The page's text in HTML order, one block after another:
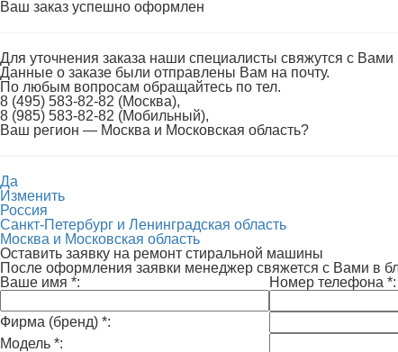
Ваш заказ успешно оформлен
Для уточнения заказа наши специалисты свяжутся с
Данные о заказе были отправлены Вам на почту.
По любым вопросам обращайтесь по тел.
8 (495) 583-82-82 (Москва),
8 (985) 583-82-82 (Мобильный),
Ваш регион — Москва и Московская область?
Да
Изменить
Россия
Санкт-Петербург и Ленинградская область
Москва и Московская область
Оставить заявку на ремонт стиральной машины
После оформления заявки менеджер свяжется с Вами в
Ваше имя *: Номер телефона *:
Фирма (бренд) *:
Модель *: